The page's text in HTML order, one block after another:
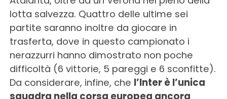
lotta salvezza. Quattro delle ultime sei
partite saranno inoltre da giocare in
trasferta, dove in questo campionato i
nerazzurri hanno dimostrato non poche
difficoltà (6 vittorie, 5 pareggi e 6 sconfitte).
Da considerare, infine, che l’Inter è l’unica
squadra nella corsa europea ancora